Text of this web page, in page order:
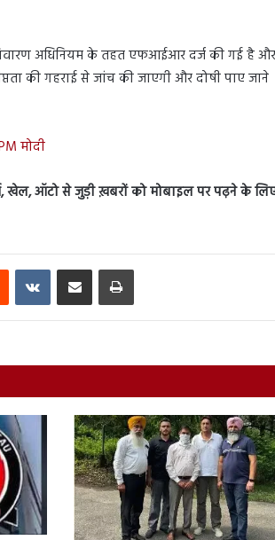
अधिनियम के तहत एफआईआर दर्ज की गई है और
की गहराई से जांच की जाएगी और दोषी पाए जाने
मोदी
खेल, ऑटो से जुड़ी ख़बरों को मोबाइल पर पढ़ने के
Reddit VKontakteShare via Email Print